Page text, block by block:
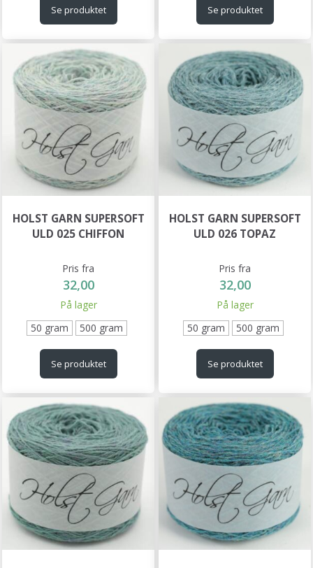
Se produktet Se produktet
HOLST GARN SUPERSOFT
ULD 025 CHIFFON
Pris fra
32,00
På lager
50 gram
500 gram
Se produktet
HOLST GARN SUPERSOFT
ULD 026 TOPAZ
Pris fra
32,00
På lager
50 gram
500 gram
Se produktet